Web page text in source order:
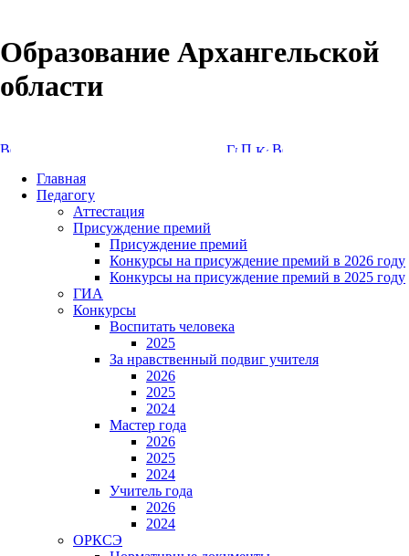
Образование Архангельской
области
Главная
Педагогу
Аттестация
Присуждение премий
Присуждение премий
Конкурсы на присуждение премий в 2026 году
Конкурсы на присуждение премий в 2025 году
ГИА
Конкурсы
Воспитать человека
2025
За нравственный подвиг учителя
2026
2025
2024
Мастер года
2026
2025
2024
Учитель года
2026
2024
ОРКСЭ